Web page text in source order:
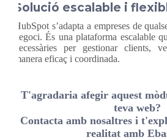
Solució escalable i
HubSpot s’adapta a empreses de
negoci. És una plataforma escalable
necessàries per gestionar clients,
manera eficaç i coordinada.
T'agradaria afegir aquest
teva web?
Contacta amb nosaltres i
realitat amb